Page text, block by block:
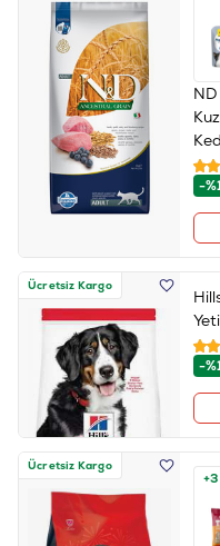
-
Ücretsiz Kargo
-
Ücretsiz Kargo